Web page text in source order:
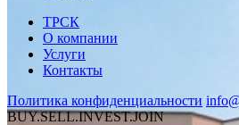
ТРСК
О компании
Услуги
Контакты
Политика конфиденциальности
BUY.SELL.INVEST.JOIN